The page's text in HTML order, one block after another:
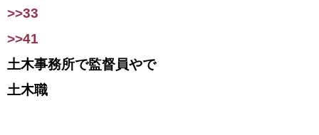
>>33
>>41
土木事務所で監督員やで
土木職